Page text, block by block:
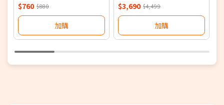
$760 $880
加購
$3,690 $4,499
加購